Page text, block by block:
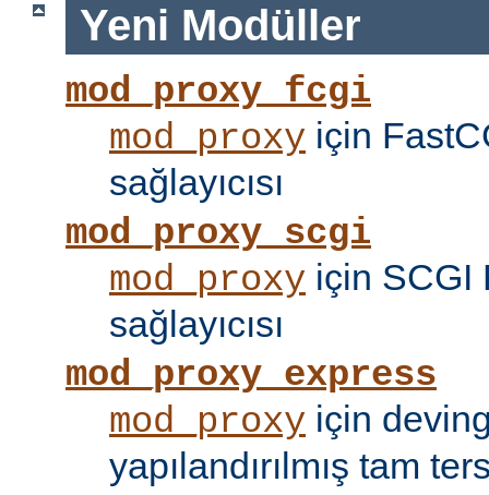
Yeni Modüller
mod_proxy_fcgi
mod_proxy için
sağlayıcısı
mod_proxy_scgi
mod_proxy için SCGI
sağlayıcısı
mod_proxy_express
mod_proxy için
yapılandırılmış tam